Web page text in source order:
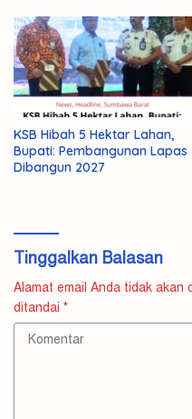
KSB Hibah 5 Hektar Lahan,
Bupati: Pembangunan Lapas
Dibangun 2027
Tinggalkan Balasan
Alamat email Anda tidak akan
ditandai *